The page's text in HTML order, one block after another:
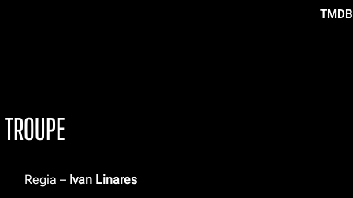
TMDB
TROUPE
Regia – Ivan Linares